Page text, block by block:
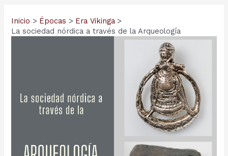
Inicio Épocas
Era Vikinga
La sociedad nórdica a través de la Arqueología